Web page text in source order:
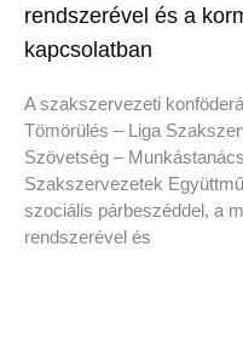
rendszerével és a
kapcsolatban
A szakszervezeti
Tömörülés – Liga
Szövetség –
Szakszervezetek
szociális párbeszéddel, a
rendszerével és